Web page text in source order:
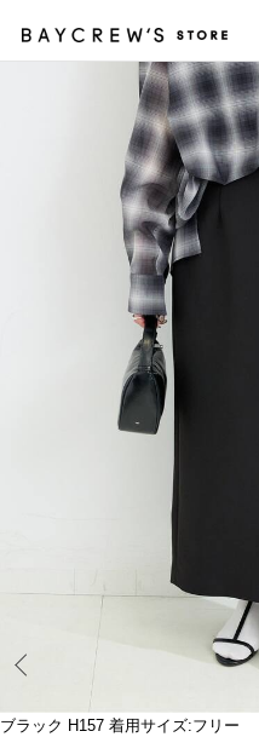
ブラック H157 着用サイズ:フリー